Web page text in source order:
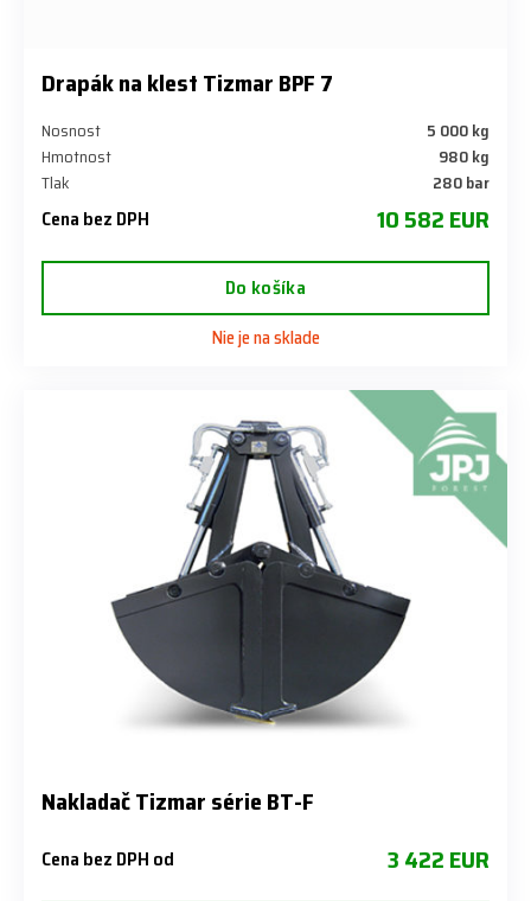
Drapák na klest Tizmar BPF 7
Nosnost
5 000 kg
Hmotnost
980 kg
Tlak
280 bar
Cena bez DPH 10 582 EUR
Do košíka
Nie je na sklade
Nakladač Tizmar série BT-F
Cena bez DPH od 3 422 EUR